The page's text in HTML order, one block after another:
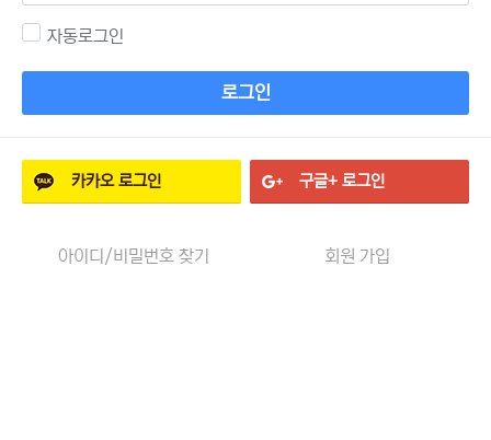
자동로그인
로그인
카카오로그인 구글+ 로그인
아이디/비밀번호 찾기 회원 가입